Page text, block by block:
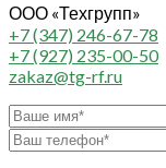
ООО «Техгрупп»
+7 (347) 246-67-78
+7 (927) 235-00-50
zakaz@tg-rf.ru